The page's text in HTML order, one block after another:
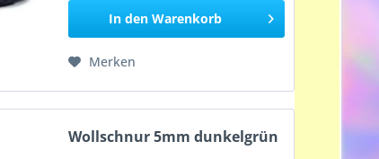
In den Warenkorb
Merken
Wollschnur 5mm dunkelgrün